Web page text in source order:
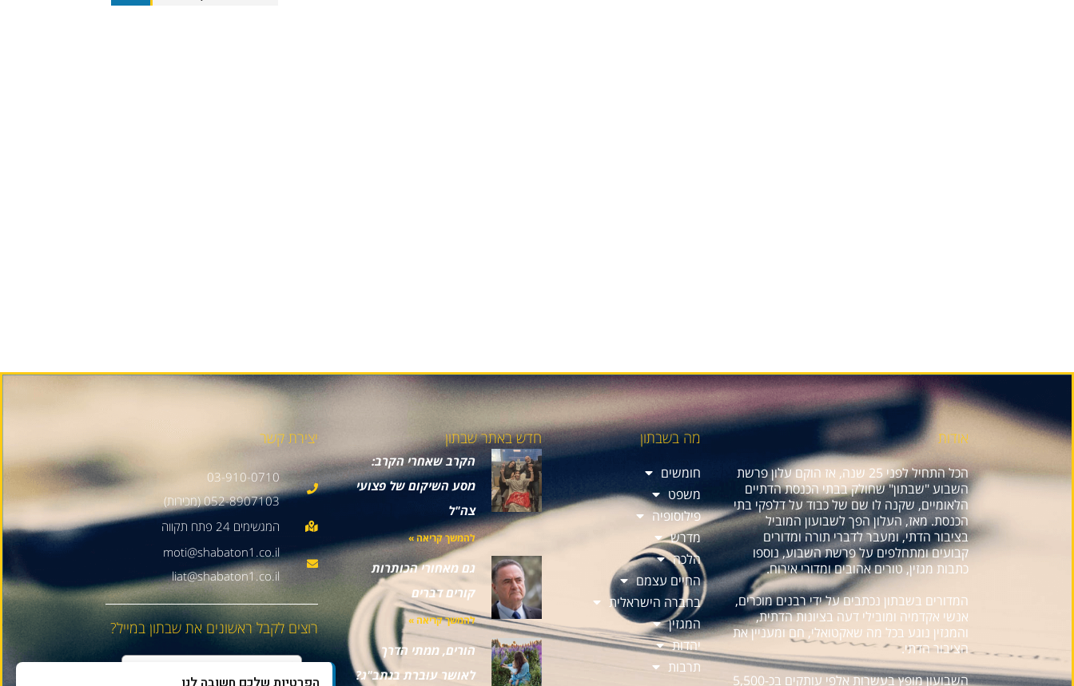
אודות
הכל התחיל לפני 25 שנה, אז הוקם עלון פרשת
השבוע "שבתון" שחולק בבתי הכנסת הדתיים
הלאומיים, שקנה לו שם של כבוד על דלפקי בתי
הכנסת. מאז, העלון הפך לשבועון המוביל
בציבור הדתי, ומעבר לדברי תורה ומדורים
קבועים ומתחלפים על פרשת השבוע, נוספו
כתבות מגזין, טורים אהובים ומדורי אירוח.
המדורים בשבתון נכתבים על ידי רבנים מוכרים,
אנשי אקדמיה ומובילי דעה בציונות הדתית,
והמגזין נוגע בכל מה שאקטואלי, חם ומעניין את
הציבור הדתי.
השבועון מופץ בעשרות אלפי עותקים בכ-5,500
מה בשבתון
חומשים
משפט
פילוסופיה
מדרש
הלכה
החיים עצמם
בחברה הישראלית
המגזין
יהדות
תרבות
חדש באתר שבתון
הקרב שאחרי הקרב:
מסע השיקום של פצועי
צה"ל
להמשך קריאה »
גם מאחורי הכותרות
קורים דברים
להמשך קריאה »
הורים, ממתי הדרך
לאושר עוברת בנתב"ג?
יצירת קשר
03-910-0710
052-8907103 (מכירות)
moti@shabaton1.co.il
liat@shabaton1.co.il
רוצים לקבל ראשונים את שבתון במייל?